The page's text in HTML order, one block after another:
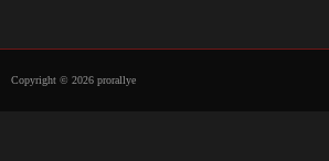
Copyright © 2026 prorallye